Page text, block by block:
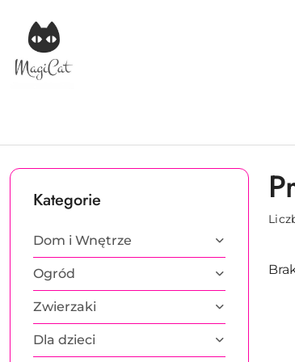
Przejdź do treści głównej
Przejdź do wyszukiwarki
Przejdź do moje konto
Przejdź do menu głównego
Przejdź do stopki
Kategorie
Dom i Wnętrze
Ogród
Zwierzaki
Dla dzieci